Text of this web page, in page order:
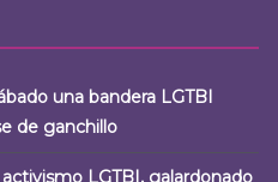
una bandera LGTBI
de ganchillo
LGTBI, galardonado